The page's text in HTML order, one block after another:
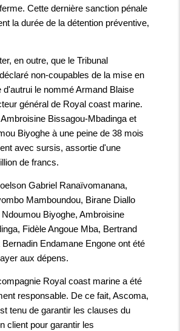
Cette dernière sanction pénale
la durée de la détention préventive,
en outre, que le Tribunal
non-coupables de la mise en
d'autrui le nommé Armand Blaise
général de Royal coast marine.
Bissagou-Mbadinga et
Biyoghe à une peine de 38 mois
avec sursis, assortie d'une
de francs.
Gabriel Ranaïvomanana,
Mamboundou, Birane Diallo
Biyoghe, Ambroisine
Fidèle Angoue Mba, Bertrand
Endamane Engone ont été
aux dépens.
Royal coast marine a été
responsable. De ce fait, Ascoma,
tenu de garantir les clauses du
client pour garantir les